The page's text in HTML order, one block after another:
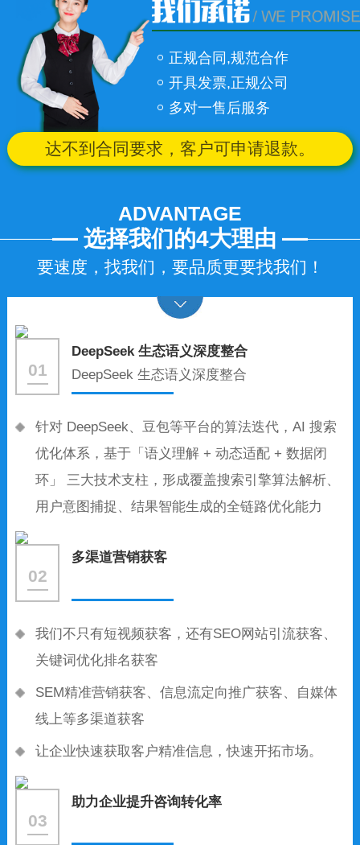
正规合同,规范合作
开具发票,正规公司
多对一售后服务
达不到合同要求，客户可申请退款。
ADVANTAGE
选择我们的4大理由
要速度，找我们，要品质更要找我们！
01
DeepSeek 生态语义深度整合
DeepSeek 生态语义深度整合
针对 DeepSeek、豆包等平台的算法迭代，AI 搜索
优化体系，基于「语义理解 + 动态适配 + 数据闭
环」 三大技术支柱，形成覆盖搜索引擎算法解析、
用户意图捕捉、结果智能生成的全链路优化能力
02
多渠道营销获客
我们不只有短视频获客，还有SEO网站引流获客、
关键词优化排名获客
SEM精准营销获客、信息流定向推广获客、自媒体
线上等多渠道获客
让企业快速获取客户精准信息，快速开拓市场。
03
助力企业提升咨询转化率